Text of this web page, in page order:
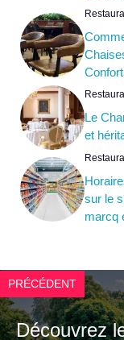
Le
et
sur le
marcq
PRÉCÉDENT
Découvrez